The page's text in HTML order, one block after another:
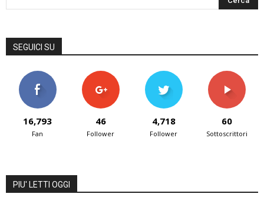
SEGUICI SU
16,793
Fan
46
Follower
4,718
Follower
60
Sottoscrittori
PIU' LETTI OGGI